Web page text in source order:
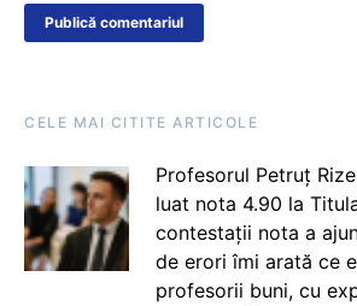
CELE MAI CITITE ARTICOLE
Profesorul Petruț
luat nota 4.90 la
contestații nota a
de erori îmi arată ce
profesorii buni, cu